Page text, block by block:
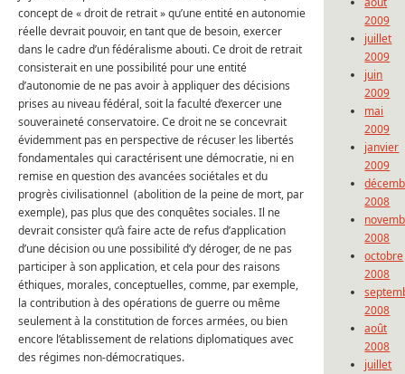
concept de « droit de retrait » qu’une entité en autonomie
réelle devrait pouvoir, en tant que de besoin, exercer
dans le cadre d’un fédéralisme abouti. Ce droit de retrait
consisterait en une possibilité pour une entité
d’autonomie de ne pas avoir à appliquer des décisions
prises au niveau fédéral, soit la faculté d’exercer une
souveraineté conservatoire. Ce droit ne se concevrait
évidemment pas en perspective de récuser les libertés
fondamentales qui caractérisent une démocratie, ni en
remise en question des avancées sociétales et du
progrès civilisationnel (abolition de la peine de mort, par
exemple), pas plus que des conquêtes sociales. Il ne
devrait consister qu’à faire acte de refus d’application
d’une décision ou une possibilité d’y déroger, de ne pas
participer à son application, et cela pour des raisons
éthiques, morales, conceptuelles, comme, par exemple,
la contribution à des opérations de guerre ou même
seulement à la constitution de forces armées, ou bien
encore l’établissement de relations diplomatiques avec
des régimes non-démocratiques.
2009
juillet
2009
juin
2009
mai
2009
janvier
2009
2008
2008
octobre
2008
2008
août
2008
juillet